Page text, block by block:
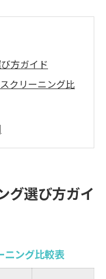
方ガイド
クリーニング比
選ぶ際の失敗し
こが良い？
サービス比較一
グ選び方ガイ
ニング比較表